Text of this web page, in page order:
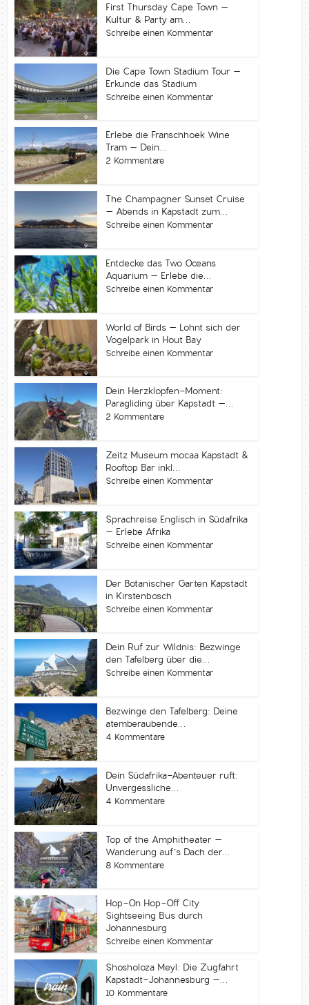
First Thursday Cape Town –
Kultur & Party am...
Schreibe einen Kommentar
Die Cape Town Stadium Tour –
Erkunde das Stadium
Schreibe einen Kommentar
Erlebe die Franschhoek Wine
Tram – Dein...
2 Kommentare
The Champagner Sunset Cruise
– Abends in Kapstadt zum...
Schreibe einen Kommentar
Entdecke das Two Oceans
Aquarium – Erlebe die...
Schreibe einen Kommentar
World of Birds – Lohnt sich der
Vogelpark in Hout Bay
Schreibe einen Kommentar
Dein Herzklopfen-Moment:
Paragliding über Kapstadt –...
2 Kommentare
Zeitz Museum mocaa Kapstadt &
Rooftop Bar inkl...
Schreibe einen Kommentar
Sprachreise Englisch in Südafrika
– Erlebe Afrika
Schreibe einen Kommentar
Der Botanischer Garten Kapstadt
in Kirstenbosch
Schreibe einen Kommentar
Dein Ruf zur Wildnis: Bezwinge
den Tafelberg über die...
Schreibe einen Kommentar
Bezwinge den Tafelberg: Deine
atemberaubende...
4 Kommentare
Dein Südafrika-Abenteuer ruft:
Unvergessliche...
4 Kommentare
Top of the Amphitheater –
Wanderung auf´s Dach der...
8 Kommentare
Hop-On Hop-Off City
Sightseeing Bus durch
Johannesburg
Schreibe einen Kommentar
Shosholoza Meyl: Die Zugfahrt
Kapstadt-Johannesburg –...
10 Kommentare